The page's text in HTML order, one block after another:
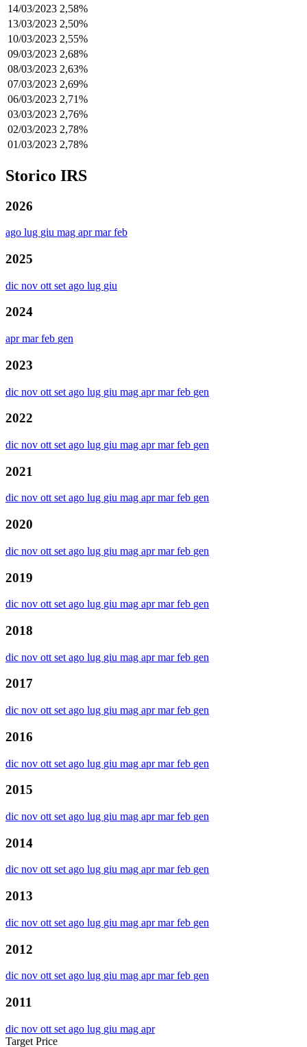
14/03/2023 2,58%
13/03/2023 2,50%
10/03/2023 2,55%
09/03/2023 2,68%
08/03/2023 2,63%
07/03/2023 2,69%
06/03/2023 2,71%
03/03/2023 2,76%
02/03/2023 2,78%
01/03/2023 2,78%
Storico IRS
2026
ago lug giu mag aprmarfeb
2025
dic nov ott set ago lug giu
2024
aprmarfeb gen
2023
dic nov ott set ago lug giu mag aprmarfeb gen
2022
dic nov ott set ago lug giu mag aprmarfeb gen
2021
dic nov ottsetago lug giu mag aprmarfeb gen
2020
dic nov ott set ago lug giu mag aprmarfeb gen
2019
dic nov ott set ago lug giu mag aprmarfeb gen
2018
dic nov ott set ago lug giu mag aprmarfeb gen
2017
dic nov ott set ago lug giu mag aprmarfeb gen
2016
dic nov ott set ago lug giu mag aprmarfeb gen
2015
dic nov ott set ago lug giu mag aprmarfeb gen
2014
dic nov ottsetago lug giu mag aprmarfeb gen
2013
dic nov ott set ago lug giu mag aprmarfeb gen
2012
dic nov ott set ago lug giu mag aprmarfeb gen
2011
dic nov ott set ago lug giu mag apr
Target Price